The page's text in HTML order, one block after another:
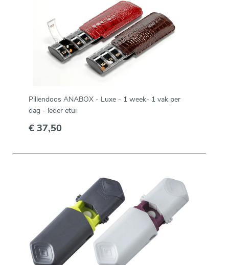
Pillendoos ANABOX - Luxe - 1 week- 1 vak per
dag - leder etui
€ 37,50